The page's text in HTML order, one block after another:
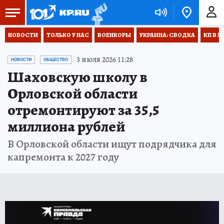
НОВОСТИ ТОЛЬКО У НАС ВОЕНКОРЫ УКРАИНА: СВОДКА КП В
НОВОСТИ ОБЩЕСТВО 3 июля 2026 11:28
Шаховскую школу в
Орловской области
отремонтируют за 35,5
миллиона рублей
В Орловской области ищут подрядчика для
капремонта к 2027 году